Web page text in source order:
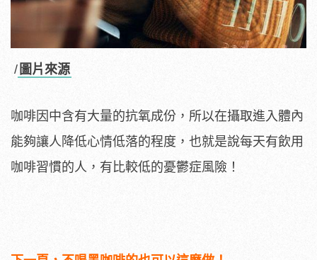
/ 圖片來源
咖啡因中含有大量的抗氧成份，所以在攝取進入體內
能夠讓人降低心情低落的程度，也就是說每天有飲用
咖啡習慣的人，有比較低的憂鬱症風險！